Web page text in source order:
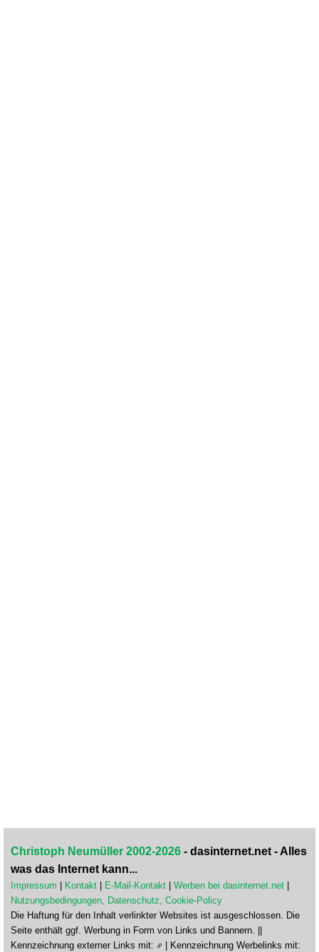
Christoph Neumüller 2002-2026 - dasinternet.net - Alles
was das Internet kann...
Impressum Kontakt E-Mail-Kontakt Werben bei dasinternet.net
Nutzungsbedingungen, Datenschutz, Cookie-Policy
Die Haftung für den Inhalt verlinkter Websites ist ausgeschlossen. Die
Seite enthält ggf. Werbung in Form von Links und Bannern. ||
Kennzeichnung externer Links mit:
| Kennzeichnung Werbelinks mit: